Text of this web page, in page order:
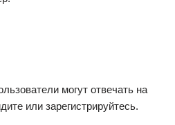
могут отвечать на
или зарегистрируйтесь.